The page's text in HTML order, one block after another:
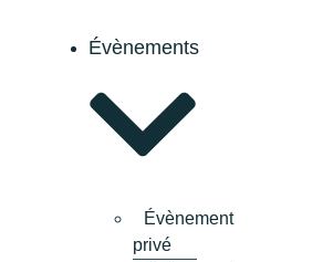
Évènements
Évènement
privé